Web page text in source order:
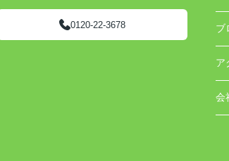
0120-22-3678 ブ
ア
会